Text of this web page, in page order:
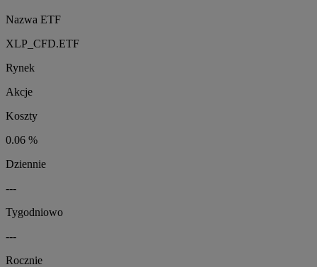
Nazwa ETF
XLP_CFD.ETF
Rynek
Akcje
Koszty
0.06 %
Dziennie
---
Tygodniowo
---
Rocznie